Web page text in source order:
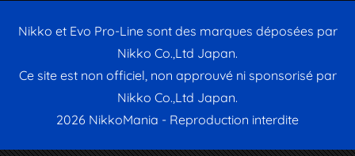
Nikko et Evo Pro-Line sont des marques déposées par
Nikko Co.,Ltd Japan.
Ce site est non officiel, non approuvé ni sponsorisé par
Nikko Co.,Ltd Japan.
2026 NikkoMania - Reproduction interdite